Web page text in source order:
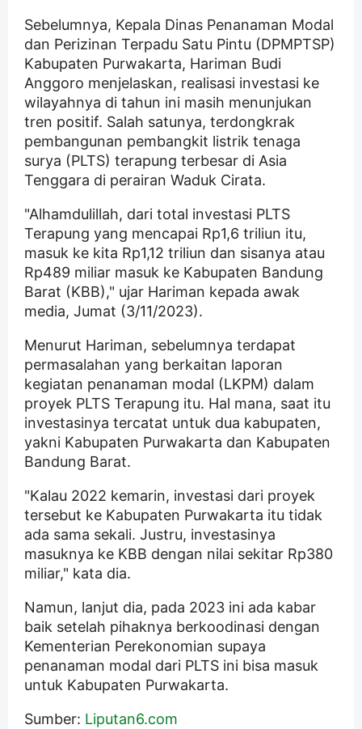
Sebelumnya, Kepala Dinas Penanaman Modal
dan Perizinan Terpadu Satu Pintu (DPMPTSP)
Kabupaten Purwakarta, Hariman Budi
Anggoro menjelaskan, realisasi investasi ke
wilayahnya di tahun ini masih menunjukan
tren positif. Salah satunya, terdongkrak
pembangunan pembangkit listrik tenaga
surya (PLTS) terapung terbesar di Asia
Tenggara di perairan Waduk Cirata.
"Alhamdulillah, dari total investasi PLTS
Terapung yang mencapai Rp1,6 triliun itu,
masuk ke kita Rp1,12 triliun dan sisanya atau
Rp489 miliar masuk ke Kabupaten Bandung
Barat (KBB)," ujar Hariman kepada awak
media, Jumat (3/11/2023).
Menurut Hariman, sebelumnya terdapat
permasalahan yang berkaitan laporan
kegiatan penanaman modal (LKPM) dalam
proyek PLTS Terapung itu. Hal mana, saat itu
investasinya tercatat untuk dua kabupaten,
yakni Kabupaten Purwakarta dan Kabupaten
Bandung Barat.
"Kalau 2022 kemarin, investasi dari proyek
tersebut ke Kabupaten Purwakarta itu tidak
ada sama sekali. Justru, investasinya
masuknya ke KBB dengan nilai sekitar Rp380
miliar," kata dia.
Namun, lanjut dia, pada 2023 ini ada kabar
baik setelah pihaknya berkoodinasi dengan
Kementerian Perekonomian supaya
penanaman modal dari PLTS ini bisa masuk
untuk Kabupaten Purwakarta.
Sumber: Liputan6.com